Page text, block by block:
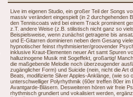
Live im eigenen Studio, ein großer Teil der Songs
massiv verändert eingespielt (in 2 durchgehenden
den Tenniscoats wird bei einem Track prominent
z.T. andere Weise (z.B. stilistisch nicht ganz so
Beispielsweise, wenn zunächst getragene bis
und E-Gitarren dominieren neben dem Gesang
hypnotischer feinst rhythmisierter/groovender
inklusive Kraut-Elementen neuer Art samt Spuren
halluzinogene Musik mit Sogeffekt, großartig!
die maßgebende Melodie noch überzeugender
zugänglicher Form) und Suicide (nein, nicht die
Beats, modifizierte Silver Apples-Anklänge, (wie
unterschwelliger Polyrhythmik (60er treffen 80er
Avantgarde-Bläsern. Desweiteren hören wir freie
rhythmisch grundiert und vokalisiert werden,